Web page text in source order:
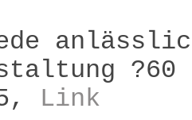
?60
Link